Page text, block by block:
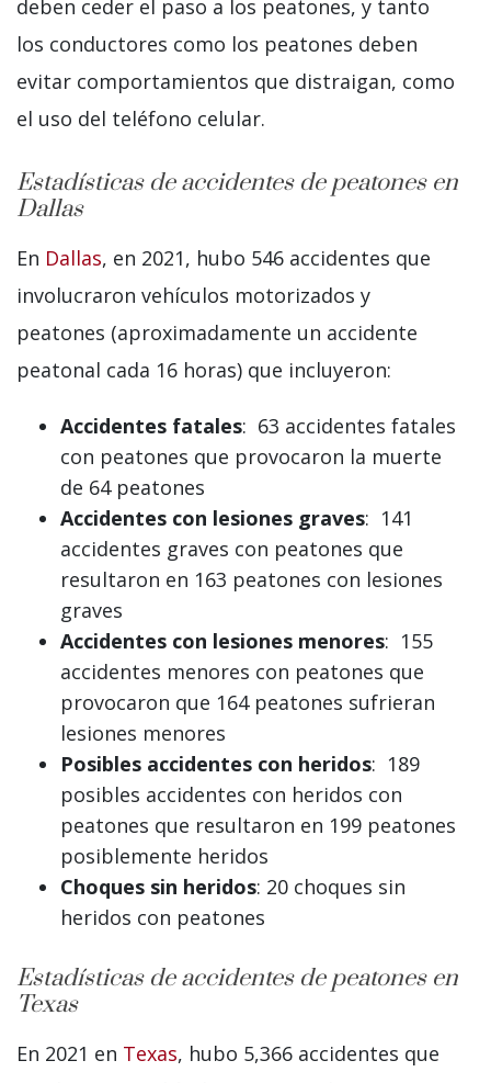
deben ceder el paso a los peatones, y tanto
los conductores como los peatones deben
evitar comportamientos que distraigan, como
el uso del teléfono celular.
Estadísticas de accidentes de peatones en
Dallas
En Dallas, en 2021, hubo 546 accidentes que
involucraron vehículos motorizados y
peatones (aproximadamente un accidente
peatonal cada 16 horas) que incluyeron:
Accidentes fatales: 63 accidentes fatales
con peatones que provocaron la muerte
de 64 peatones
Accidentes con lesiones graves: 141
accidentes graves con peatones que
resultaron en 163 peatones con lesiones
graves
Accidentes con lesiones menores: 155
accidentes menores con peatones que
provocaron que 164 peatones sufrieran
lesiones menores
Posibles accidentes con heridos: 189
posibles accidentes con heridos con
peatones que resultaron en 199 peatones
posiblemente heridos
Choques sin heridos: 20 choques sin
heridos con peatones
Estadísticas de accidentes de peatones en
Texas
En 2021 en Texas, hubo 5,366 accidentes que